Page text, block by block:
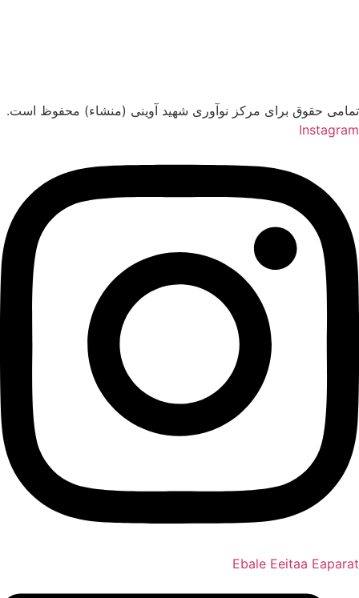
تمامی حقوق برای مرکز نوآوری شهید آوینی (منشاء) محفوظ است.
Instagram
Ebale Eeitaa Eaparat